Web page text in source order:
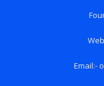
Email:-